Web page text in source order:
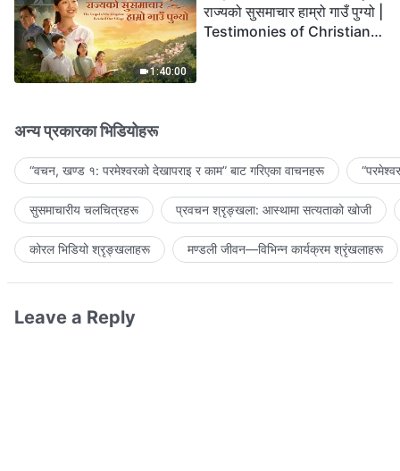
1:40:00
राज्यको सुसमाचार हाम्रो गाउँ पुग्यो |
Testimonies of Christians
अन्य प्रकारका भिडियोहरू
“वचन, खण्ड १: परमेश्‍वरको देखापराइ र काम” बाट गरिएका वाचनहरू
सुसमाचारीय चलचित्रहरू प्रवचन श्रृङ्खला: आस्थामा सत्यताको खोजी
कोरल भिडियो श्रृङ्खलाहरू मण्डली जीवन—विभिन्‍न कार्यक्रम श्रृंखलाहरू
Leave a Reply